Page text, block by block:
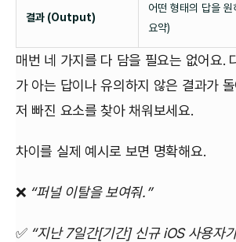
결과 (Output)
어떤 형태의 답을 원
요약)
매번 네 가지를 다 담을 필요는 없어요.
가 아는 답이나 유의하지 않은 결과가
저 빠진 요소를 찾아 채워보세요.
차이를 실제 예시로 보면 명확해요.
❌ “퍼널 이탈을 보여줘.”
✅ “지난 7일간[기간] 신규 iOS 사용자